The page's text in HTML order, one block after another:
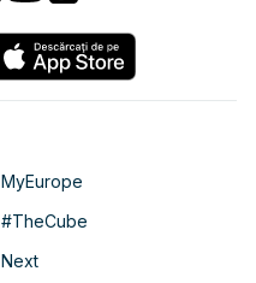
MyEurope
#TheCube
Next